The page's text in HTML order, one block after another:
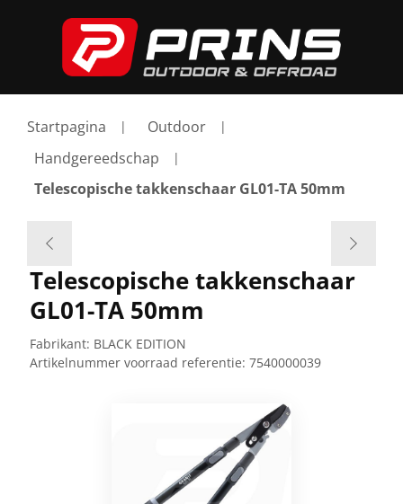
Startpagina
Outdoor
Handgereedschap
Telescopische takkenschaar GL01-TA 50mm
Telescopische takkenschaar
GL01-TA 50mm
Fabrikant: BLACK EDITION
Artikelnummer voorraad referentie: 7540000039